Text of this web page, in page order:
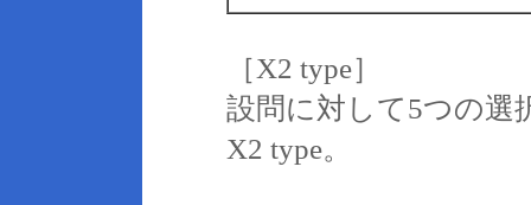
［X2 type］
設問に対して5つの選
X2 type。